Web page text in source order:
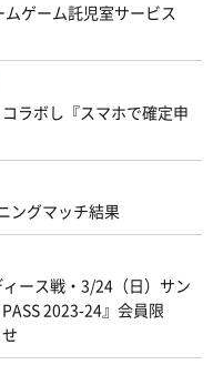
ゲーム託児室サービス
ラボし『スマホで確定申
ングマッチ結果
ース戦・3/24（日）サン
2023-24』会員限